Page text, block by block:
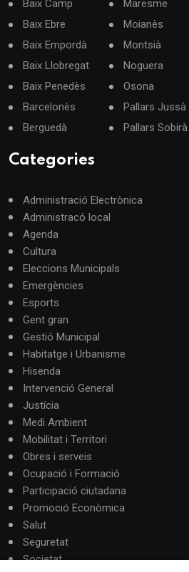
Baix Camp
Baix Ebre
Baix Empordà
Baix Llobregat
Baix Penedès
Barcelonès
Berguedà
Maresme
Moianès
Montsià
Noguera
Osona
Pallars Jussà
Pallars Sobirà
Categories
Administració Electrònica
Administracó local
Agenda
Cultura
Eleccions Municipals
Emergències
Esports
Gent gran
Gestió Municipal
Habitatge i Urbanisme
Hisenda
Intervenció General
Justícia
Medi Ambient
Mobilitat i Territori
Obres i serveis
Ocupació i Formació
Participació ciutadana
Promoció Econòmica
Salut
Seguretat
Societat